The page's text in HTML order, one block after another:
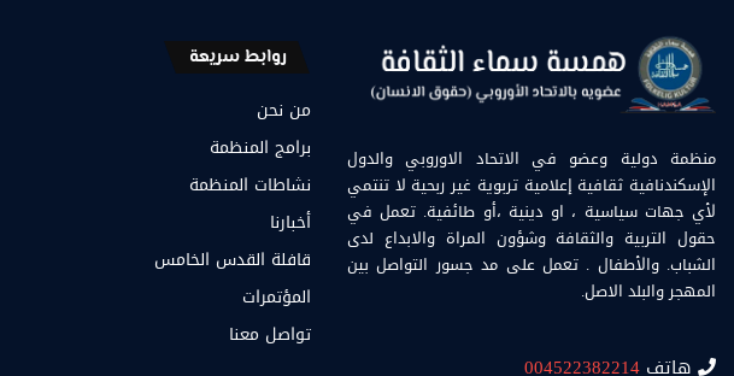
منظمة دولية وعضو في الاتحاد الاوروبي والدول
الإسكندنافية ثقافية إعلامية تربوية غير ربحية لا تنتمي
لأي جهات سياسية ، او دينية ،أو طائفية. تعمل في
حقول التربية والثقافة وشؤون المراة والابداع لدى
الشباب. والأطفال . تعمل على مد جسور التواصل بين
المهجر والبلد الاصل.
هاتف 004522382214
روابط سريعة
من نحن
برامج المنظمة
نشاطات المنظمة
أخبارنا
قافلة القدس الخامس
المؤتمرات
تواصل معنا